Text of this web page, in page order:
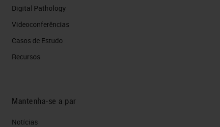
Digital Pathology
Videoconferências
Casos de Estudo
Recursos
Mantenha-se a par
Notícias